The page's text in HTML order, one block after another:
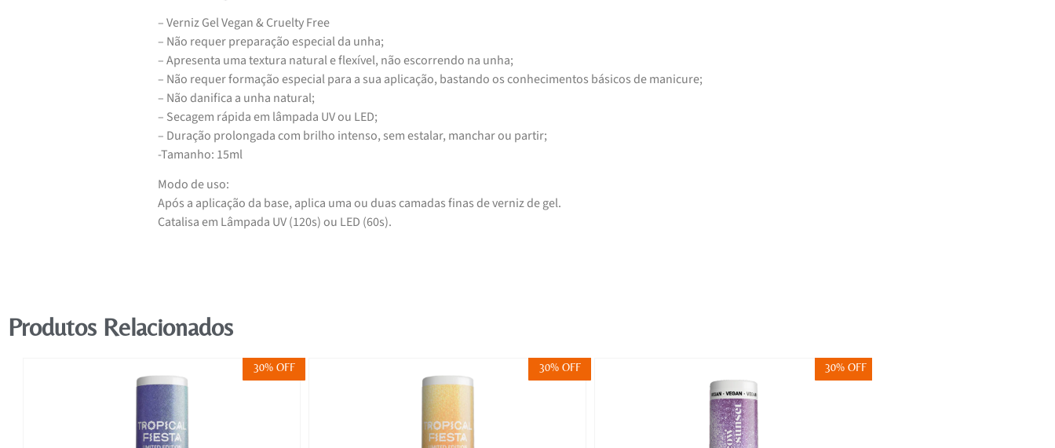
– Verniz Gel Vegan & Cruelty Free
– Não requer preparação especial da unha;
– Apresenta uma textura natural e flexível, não escorrendo na unha;
– Não requer formação especial para a sua aplicação, bastando os conhecimentos básicos de manicure;
– Não danifica a unha natural;
– Secagem rápida em lâmpada UV ou LED;
– Duração prolongada com brilho intenso, sem estalar, manchar ou partir;
-Tamanho: 15ml
Modo de uso:
Após a aplicação da base, aplica uma ou duas camadas finas de verniz de gel.
Catalisa em Lâmpada UV (120s) ou LED (60s).
Produtos Relacionados
30% OFF 30% OFF 30% OFF